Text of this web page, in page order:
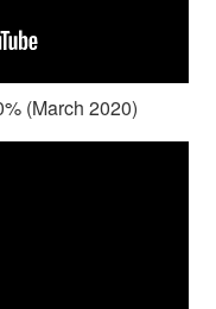
(March 2020)